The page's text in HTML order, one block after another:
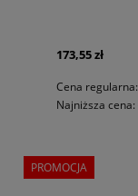
173,55 zł
Cena regularna:
Najniższa cena:
PROMOCJA